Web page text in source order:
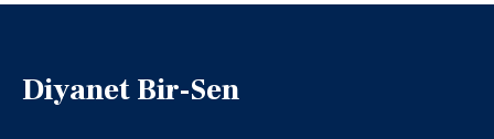
Diyanet Bir-Sen